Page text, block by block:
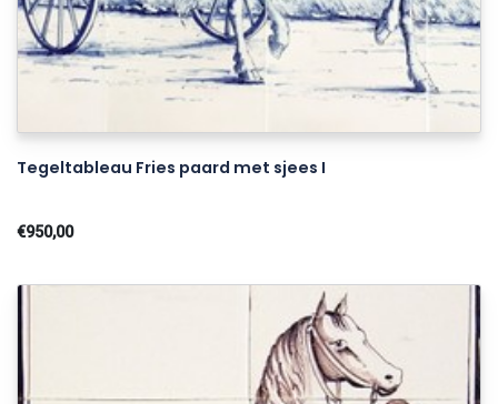
Tegeltableau Fries paard met sjees I
€950,00